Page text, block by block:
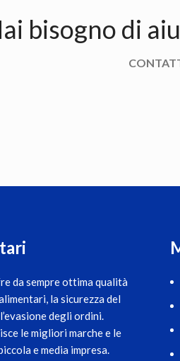
bisogno di
da sempre ottima qualità
la sicurezza del
degli ordini.
le migliori marche e le
e media impresa.